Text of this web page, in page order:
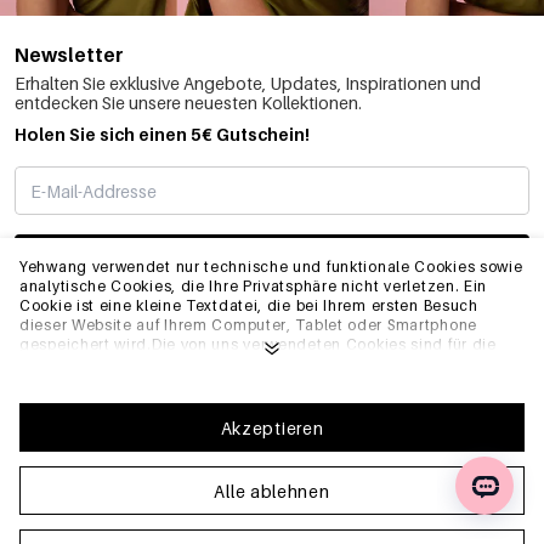
Yehwang verwendet nur technische und funktionale Cookies sowie
analytische Cookies, die Ihre Privatsphäre nicht verletzen. Ein
Cookie ist eine kleine Textdatei, die bei Ihrem ersten Besuch
dieser Website auf Ihrem Computer, Tablet oder Smartphone
gespeichert wird.Die von uns verwendeten Cookies sind für die
Website, ordnungsgemäß zu funktionieren und z.B. Ihre
bevorzugten Einstellungen zu speichern. Sie ermöglichen es uns
auch, unsere Website zu optimieren.Um sicherzustellen, dass Sie
eine gute Browsing- und Einkaufserfahrung auf Yehwang haben,
empfehlen wir Ihnen, unserer Sammlung und Verwendung von
Cookies zuzustimmen. Sie können sich von Cookies abmelden,
indem Sie die Einstellungen Ihres Internetbrowsers anpassen,
Alle ablehnen
Akzeptieren
Newsletter
Erhalten Sie exklusive Angebote, Updates, Inspirationen und
entdecken Sie unsere neuesten Kollektionen.
Holen Sie sich einen 5€ Gutschein!
ABONNIEREN
INFO